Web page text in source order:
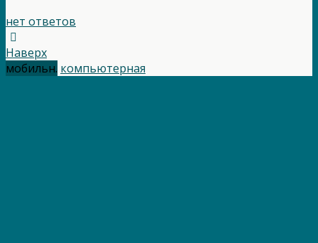
нет ответов
Наверх
мобильн. компьютерная